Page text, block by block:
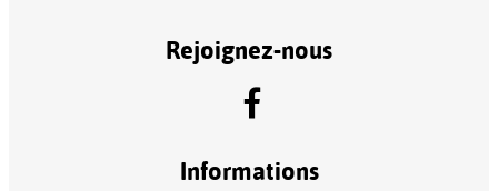
Rejoignez-nous
Informations